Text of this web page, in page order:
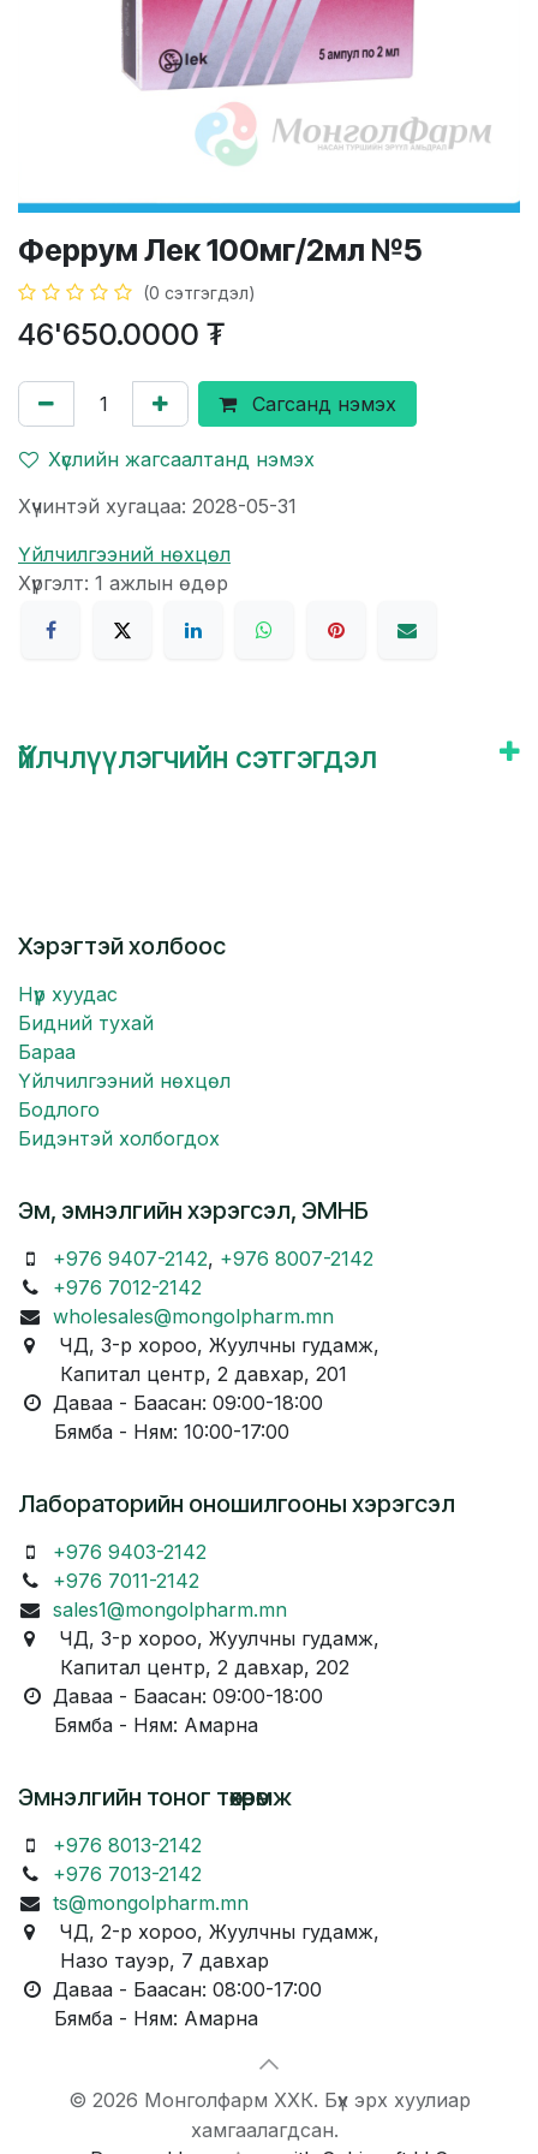
Феррум Лек 100мг/2мл №5
(0 сэтгэгдэл)
46'650.0000 ₮
Сагсанд нэмэх
Хүслийн жагсаалтанд нэмэх
Хүчинтэй хугацаа: 2028-05-31
Үйлчилгээний нөхцөл
Хүргэлт: 1 ажлын өдөр
Үйлчлүүлэгчийн сэтгэгдэл
Хэрэгтэй холбоос
Нүүр хуудас
Бидний тухай
Бараа
Үйлчилгээний нөхцөл
Бодлого
Бидэнтэй холбогдох
Эм, эмнэлгийн хэрэгсэл, ЭМНБ
+976 9407-2142, +976 8007-2142
+976 7012-2142
wholesales@mongolpharm.mn
ЧД, 3-р хороо, Жуулчны гудамж,
Капитал центр, 2 давхар, 201
Даваа - Баасан: 09:00-18:00
Бямба - Ням: 10:00-17:00
Лабораторийн оношилгооны хэрэгсэл
+976 9403-2142
+976 7011-2142
sales1@mongolpharm.mn
ЧД, 3-р хороо, Жуулчны гудамж,
Капитал центр, 2 давхар, 202
Даваа - Баасан: 09:00-18:00
Бямба - Ням: Амарна
Эмнэлгийн тоног төхөөрөмж
+976 8013-2142
+976 7013-2142
ts@mongolpharm.mn
ЧД, 2-р хороо, Жуулчны гудамж,
Назо тауэр, 7 давхар
Даваа - Баасан: 08:00-17:00
Бямба - Ням: Амарна
© 2026 Монголфарм ХХК. Бүх эрх хуулиар
хамгаалагдсан.